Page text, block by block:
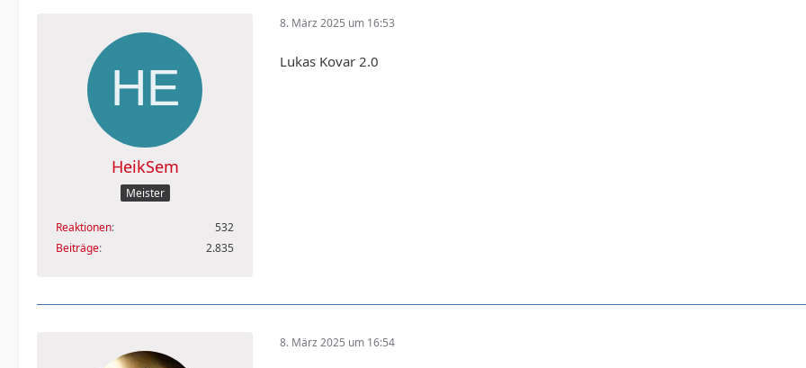
HeikSem
Meister
Reaktionen
532
Beiträge
2.835
8. März 2025 um 16:53
Lukas Kovar 2.0
8. März 2025 um 16:54